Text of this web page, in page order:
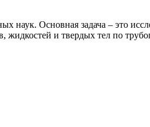
наук. Основная задача – это
жидкостей и твердых тел по